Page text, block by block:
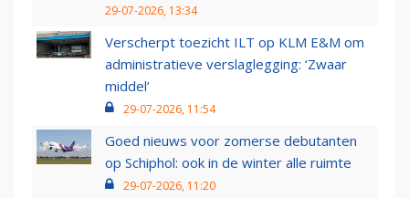
29-07-2026, 13:34
Verscherpt toezicht ILT op KLM E&M om
administratieve verslaglegging: ‘Zwaar
middel’
29-07-2026, 11:54
Goed nieuws voor zomerse debutanten
op Schiphol: ook in de winter alle ruimte
29-07-2026, 11:20